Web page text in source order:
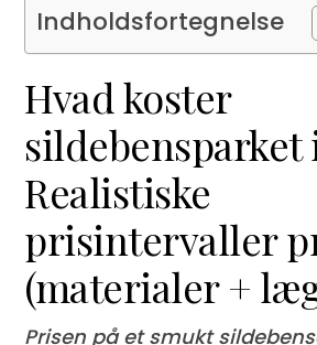
Indholdsfortegnelse
Hvad koster
sildebensparket
Realistiske
prisintervaller
(materialer +
Prisen på et smukt